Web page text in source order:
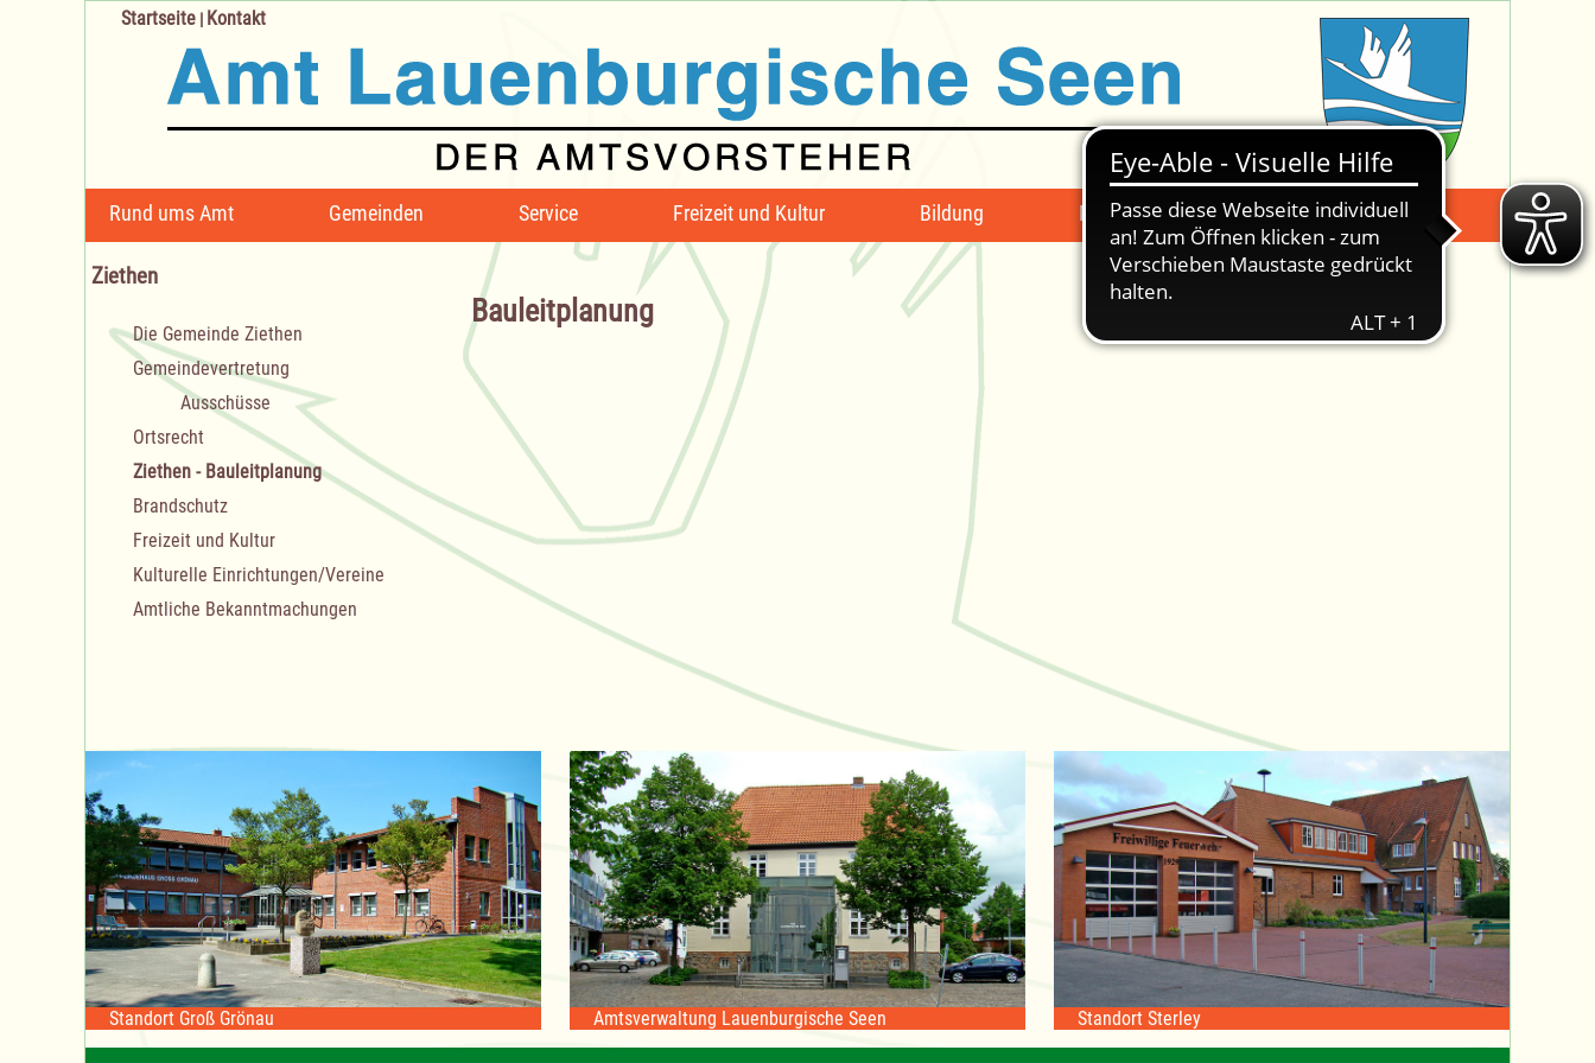
Navigation
überspringen
Rund ums Amt Gemeinden Service Freizeit und Kultur Bildung Mängelmeldung Suche -
Startseite | Kontakt
Bauleitplanung
Ziethen
Navigation
überspringen
Die Gemeinde Ziethen
Gemeindevertretung
Ausschüsse
Ortsrecht
Ziethen - Bauleitplanung
Brandschutz
Freizeit und Kultur
Kulturelle Einrichtungen/Vereine
Amtliche Bekanntmachungen
Standort Groß Grönau Amtsverwaltung Lauenburgische Seen Standort Sterley